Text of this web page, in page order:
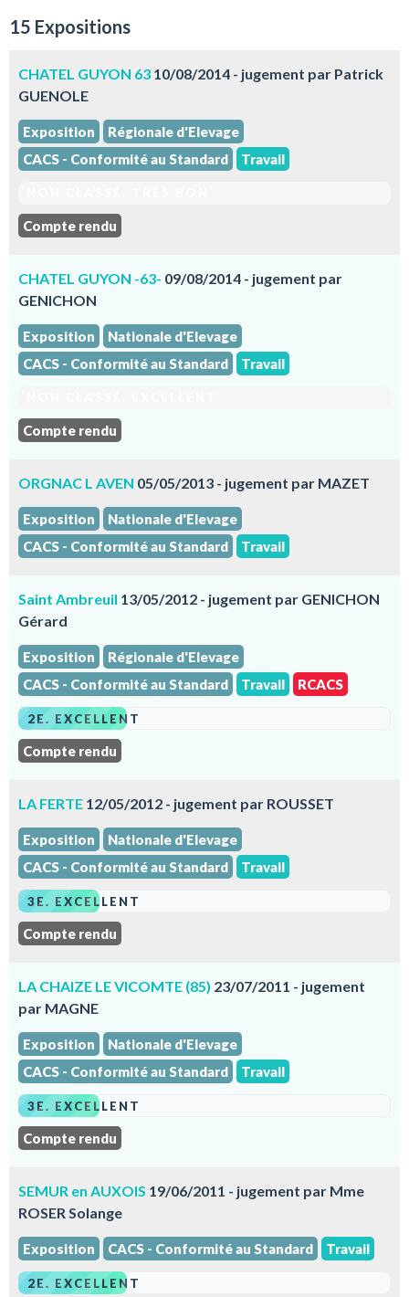
15 Expositions
CHATEL GUYON 63 10/08/2014 - jugement par Patrick
GUENOLE
Exposition
Régionale d'Elevage
CACS - Conformité au Standard
Travail
Compte rendu
CHATEL GUYON -63- 09/08/2014 - jugement par
GENICHON
Exposition
Nationale d'Elevage
CACS - Conformité au Standard
Travail
Compte rendu
ORGNAC L AVEN 05/05/2013 - jugement par MAZET
Exposition
Nationale d'Elevage
CACS - Conformité au Standard
Travail
Saint Ambreuil 13/05/2012 - jugement par GENICHON
Gérard
Exposition
Régionale d'Elevage
CACS - Conformité au Standard
Travail RCACS
2E. EXCELLENT
Compte rendu
LA FERTE 12/05/2012 - jugement par ROUSSET
Exposition
Nationale d'Elevage
CACS - Conformité au Standard
Travail
3E. EXCELLENT
Compte rendu
LA CHAIZE LE VICOMTE (85) 23/07/2011 - jugement
par MAGNE
Exposition
Nationale d'Elevage
CACS - Conformité au Standard
Travail
3E. EXCELLENT
Compte rendu
SEMUR en AUXOIS 19/06/2011 - jugement par Mme
ROSER Solange
Exposition CACS - Conformité au Standard Travail
2E. EXCELLENT